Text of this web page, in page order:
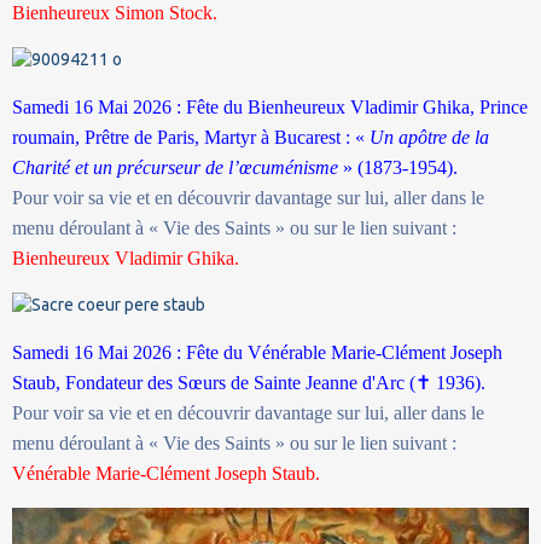
Bienheureux Simon Stock.
Samedi 16 Mai 2026 : Fête du Bienheureux Vladimir Ghika, Prince
roumain, Prêtre de Paris, Martyr à Bucarest : « Un apôtre de la
Charité et un précurseur de l’œcuménisme » (1873-1954).
Pour voir sa vie et en découvrir davantage sur lui, aller dans le
menu déroulant à « Vie des Saints » ou sur le lien suivant :
Bienheureux Vladimir Ghika.
Samedi 16 Mai 2026 : Fête du Vénérable Marie-Clément Joseph
Staub, Fondateur des Sœurs de Sainte Jeanne d'Arc (✝ 1936).
Pour voir sa vie et en découvrir davantage sur lui, aller dans le
menu déroulant à « Vie des Saints » ou sur le lien suivant :
Vénérable Marie-Clément Joseph Staub.